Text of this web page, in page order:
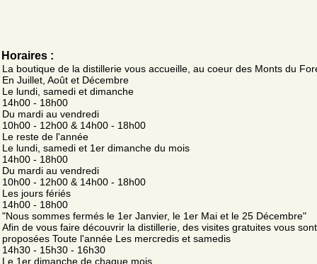
Horaires :
La boutique de la distillerie vous accueille, au coeur des Monts du
En Juillet, Août et Décembre
Le lundi, samedi et dimanche
14h00 - 18h00
Du mardi au vendredi
10h00 - 12h00 & 14h00 - 18h00
Le reste de l'année
Le lundi, samedi et 1er dimanche du mois
14h00 - 18h00
Du mardi au vendredi
10h00 - 12h00 & 14h00 - 18h00
Les jours fériés
14h00 - 18h00
"Nous sommes fermés le 1er Janvier, le 1er Mai et le 25 Décembre"
Afin de vous faire découvrir la distillerie, des visites gratuites vous sont
proposées Toute l'année Les mercredis et samedis
14h30 - 15h30 - 16h30
Le 1er dimanche de chaque mois